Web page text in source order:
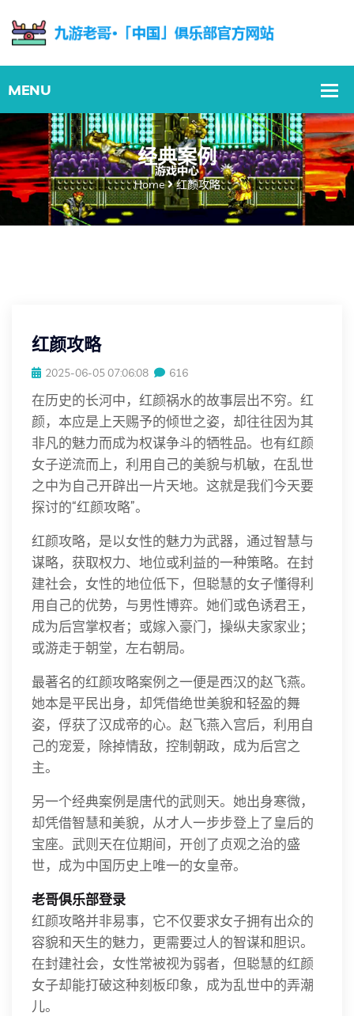
经典案例
Home 红颜攻略
红颜攻略
2025-06-05 07:06:08 616
在历史的长河中，红颜祸水的故事层出不穷。红
颜，本应是上天赐予的倾世之姿，却往往因为其
非凡的魅力而成为权谋争斗的牺牲品。也有红颜
女子逆流而上，利用自己的美貌与机敏，在乱世
之中为自己开辟出一片天地。这就是我们今天要
探讨的“红颜攻略”。
红颜攻略，是以女性的魅力为武器，通过智慧与
谋略，获取权力、地位或利益的一种策略。在封
建社会，女性的地位低下，但聪慧的女子懂得利
用自己的优势，与男性博弈。她们或色诱君王，
成为后宫掌权者；或嫁入豪门，操纵夫家家业；
或游走于朝堂，左右朝局。
最著名的红颜攻略案例之一便是西汉的赵飞燕。
她本是平民出身，却凭借绝世美貌和轻盈的舞
姿，俘获了汉成帝的心。赵飞燕入宫后，利用自
己的宠爱，除掉情敌，控制朝政，成为后宫之
主。
另一个经典案例是唐代的武则天。她出身寒微，
却凭借智慧和美貌，从才人一步步登上了皇后的
宝座。武则天在位期间，开创了贞观之治的盛
世，成为中国历史上唯一的女皇帝。
老哥俱乐部登录
红颜攻略并非易事，它不仅要求女子拥有出众的
容貌和天生的魅力，更需要过人的智谋和胆识。
在封建社会，女性常被视为弱者，但聪慧的红颜
女子却能打破这种刻板印象，成为乱世中的弄潮
儿。